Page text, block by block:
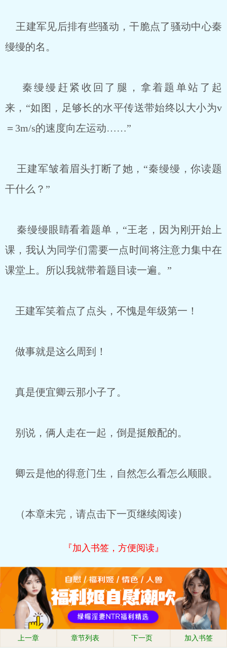
王建军见后排有些骚动，干脆点了骚动中心秦
缦缦的名。
秦缦缦赶紧收回了腿，拿着题单站了起
来，“如图，足够长的水平传送带始终以大小为v
＝3m/s的速度向左运动……”
王建军皱着眉头打断了她，“秦缦缦，你读题
干什么？”
秦缦缦眼睛看着题单，“王老，因为刚开始上
课，我认为同学们需要一点时间将注意力集中在
课堂上。所以我就带着题目读一遍。”
王建军笑着点了点头，不愧是年级第一！
做事就是这么周到！
真是便宜卿云那小子了。
别说，俩人走在一起，倒是挺般配的。
卿云是他的得意门生，自然怎么看怎么顺眼。
（本章未完，请点击下一页继续阅读）
『加入书签，方便阅读』
上一章 章节列表 下一页 加入书签